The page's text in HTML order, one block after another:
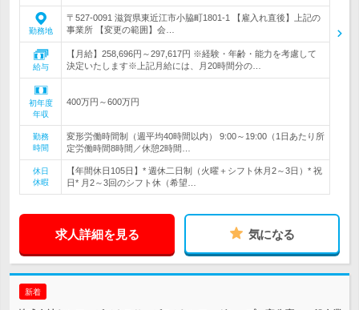
勤務地
〒527-0091 滋賀県東近江市小脇町1801-1 【雇入れ直後】上記の
事業所 【変更の範囲】会…
給与
【月給】258,696円～297,617円 ※経験・年齢・能力を考慮して
決定いたします※上記月給には、月20時間分の…
初年度
年収
400万円～600万円
勤務
時間
変形労働時間制（週平均40時間以内） 9:00～19:00（1日あたり所
定労働時間8時間／休憩2時間…
休日
休暇
【年間休日105日】* 週休二日制（火曜＋シフト休月2～3日）* 祝
日* 月2～3回のシフト休（希望…
求人詳細を見る 気になる
新着